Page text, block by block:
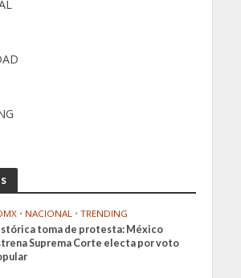
• NACIONAL • TRENDING
toma de protesta: México
Suprema Corte electa por voto